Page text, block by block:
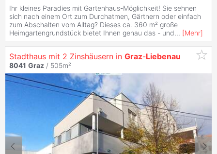
Ihr kleines Paradies mit Gartenhaus-Möglichkeit! Sie sehnen
sich nach einem Ort zum Durchatmen, Gärtnern oder einfach
zum Abschalten vom Alltag? Dieses ca. 360 m² große
Heimgartengrundstück bietet Ihnen genau das - und... [Mehr]
Stadthaus mit 2 Zinshäusern in Graz-Liebenau
8041 Graz / 505m²